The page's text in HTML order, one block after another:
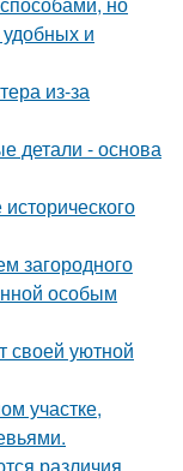
и
из-за
детали - основа
загородного
особым
своей уютной
участке,
различия